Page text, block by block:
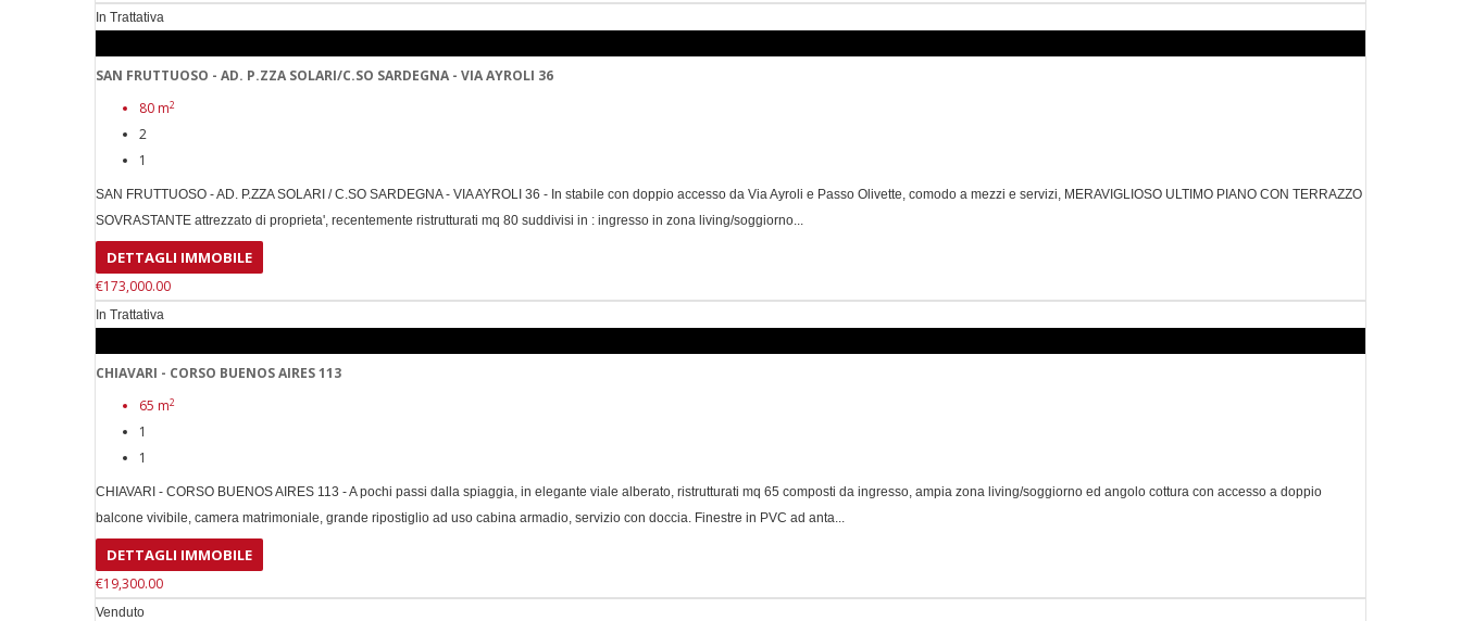
In Trattativa
SAN FRUTTUOSO - AD. P.ZZA SOLARI/C.SO SARDEGNA - VIA AYROLI 36
80 m2
2
1
SAN FRUTTUOSO - AD. P.ZZA SOLARI / C.SO SARDEGNA - VIA AYROLI 36 - In stabile con doppio accesso da Via Ayroli e Passo Olivette, comodo a mezzi e servizi, MERAVIGLIOSO ULTIMO PIANO CON TERRAZZO
SOVRASTANTE attrezzato di proprieta', recentemente ristrutturati mq 80 suddivisi in : ingresso in zona living/soggiorno...
DETTAGLI IMMOBILE
€173,000.00
In Trattativa
CHIAVARI - CORSO BUENOS AIRES 113
65 m2
1
1
CHIAVARI - CORSO BUENOS AIRES 113 - A pochi passi dalla spiaggia, in elegante viale alberato, ristrutturati mq 65 composti da ingresso, ampia zona living/soggiorno ed angolo cottura con accesso a doppio
balcone vivibile, camera matrimoniale, grande ripostiglio ad uso cabina armadio, servizio con doccia. Finestre in PVC ad anta...
DETTAGLI IMMOBILE
€19,300.00
Venduto